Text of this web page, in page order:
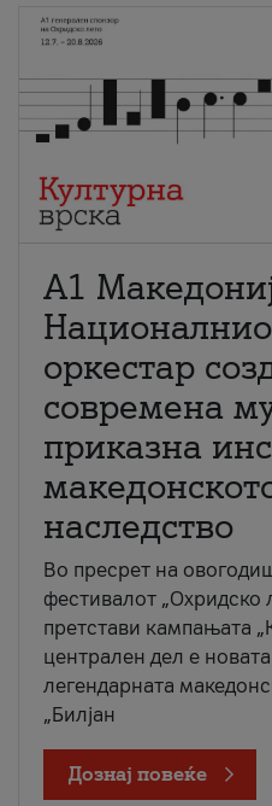
А1
оркестар
современа
приказна
наследство
Во пресрет на
фестивалот „Охридско
претстави кампањата
централен дел е
легендарната
„Билјан
Дознај повеќе